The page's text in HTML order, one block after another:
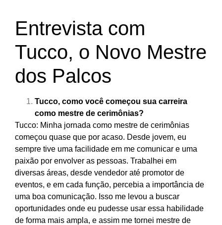
Entrevista com
Tucco, o Novo Mestre
dos Palcos
Tucco, como você começou sua carreira
como mestre de cerimônias?
Tucco: Minha jornada como mestre de cerimônias
começou quase que por acaso. Desde jovem, eu
sempre tive uma facilidade em me comunicar e uma
paixão por envolver as pessoas. Trabalhei em
diversas áreas, desde vendedor até promotor de
eventos, e em cada função, percebia a importância de
uma boa comunicação. Isso me levou a buscar
oportunidades onde eu pudesse usar essa habilidade
de forma mais ampla, e assim me tornei mestre de